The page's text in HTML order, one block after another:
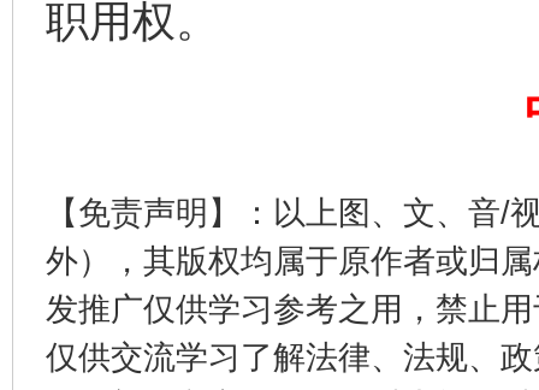
职用权。
【免责声明】：以上图、文、音/
外），其版权均属于原作者或归
发推广仅供学习参考之用，禁止
仅供交流学习了解法律、法规、
受贿1.44亿！段成刚被判无期 从幼